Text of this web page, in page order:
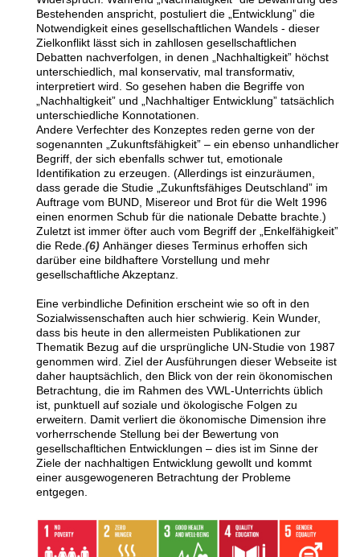
Bestehenden anspricht, postuliert die „Entwicklung” die
Notwendigkeit eines gesellschaftlichen Wandels - dieser
Zielkonflikt lässt sich in zahllosen gesellschaftlichen
Debatten nachverfolgen, in denen „Nachhaltigkeit” höchst
unterschiedlich, mal konservativ, mal transformativ,
interpretiert wird. So gesehen haben die Begriffe von
„Nachhaltigkeit” und „Nachhaltiger Entwicklung” tatsächlich
unterschiedliche Konnotationen.
Andere Verfechter des Konzeptes reden gerne von der
sogenannten „Zukunftsfähigkeit” – ein ebenso unhandlicher
Begriff, der sich ebenfalls schwer tut, emotionale
Identifikation zu erzeugen. (Allerdings ist einzuräumen,
dass gerade die Studie „Zukunftsfähiges Deutschland” im
Auftrage vom BUND, Misereor und Brot für die Welt 1996
einen enormen Schub für die nationale Debatte brachte.)
Zuletzt ist immer öfter auch vom Begriff der „Enkelfähigkeit”
die Rede.(6) Anhänger dieses Terminus erhoffen sich
darüber eine bildhaftere Vorstellung und mehr
gesellschaftliche Akzeptanz.
Eine verbindliche Definition erscheint wie so oft in den
Sozialwissenschaften auch hier schwierig. Kein Wunder,
dass bis heute in den allermeisten Publikationen zur
Thematik Bezug auf die ursprüngliche UN-Studie von 1987
genommen wird. Ziel der Ausführungen dieser Webseite ist
daher hauptsächlich, den Blick von der rein ökonomischen
Betrachtung, die im Rahmen des VWL-Unterrichts üblich
ist, punktuell auf soziale und ökologische Folgen zu
erweitern. Damit verliert die ökonomische Dimension ihre
vorherrschende Stellung bei der Bewertung von
gesellschafltichen Entwicklungen – dies ist im Sinne der
Ziele der nachhaltigen Entwicklung gewollt und kommt
einer ausgewogeneren Betrachtung der Probleme
entgegen.